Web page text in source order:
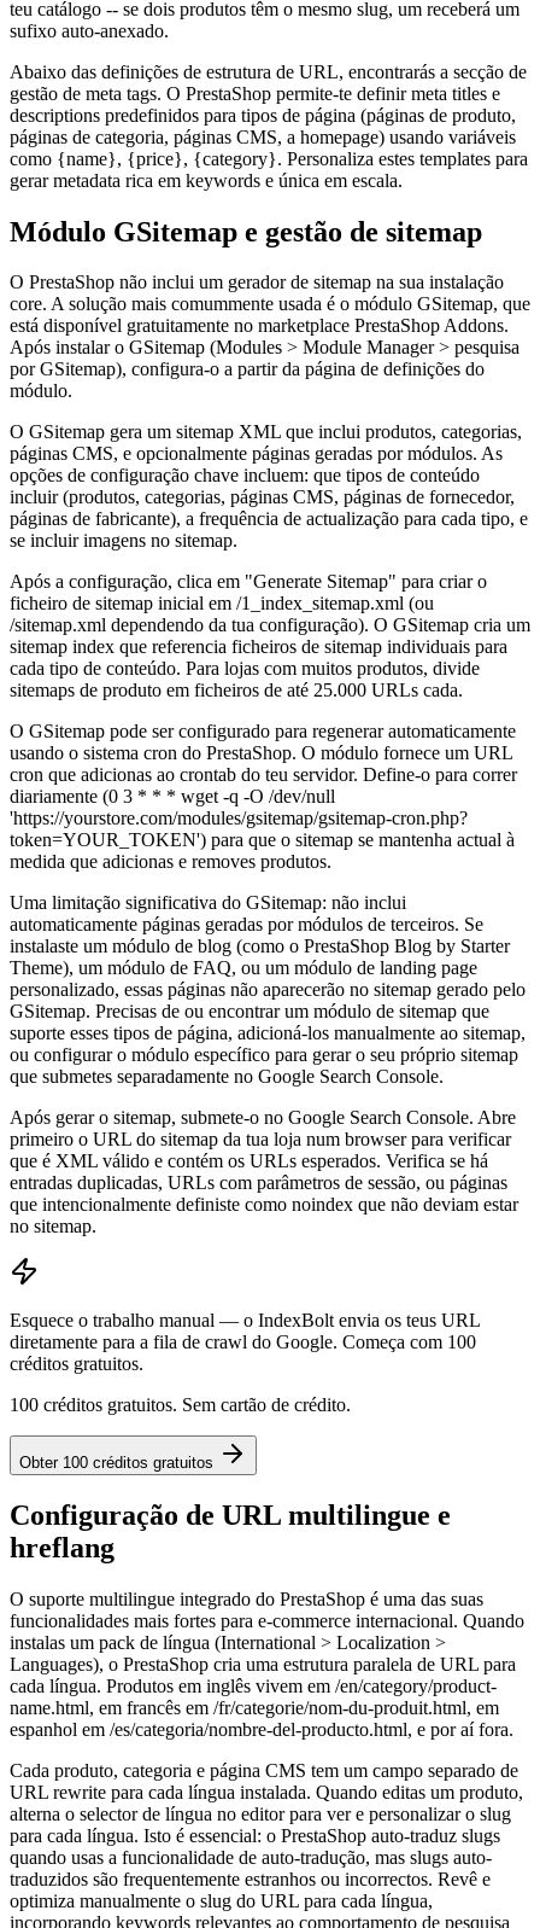
teu catálogo -- se dois produtos têm o mesmo slug, um receberá um
sufixo auto-anexado.
Abaixo das definições de estrutura de URL, encontrarás a secção de
gestão de meta tags. O PrestaShop permite-te definir meta titles e
descriptions predefinidos para tipos de página (páginas de produto,
páginas de categoria, páginas CMS, a homepage) usando variáveis
como {name}, {price}, {category}. Personaliza estes templates para
gerar metadata rica em keywords e única em escala.
Módulo GSitemap e gestão de sitemap
O PrestaShop não inclui um gerador de sitemap na sua instalação
core. A solução mais comummente usada é o módulo GSitemap, que
está disponível gratuitamente no marketplace PrestaShop Addons.
Após instalar o GSitemap (Modules > Module Manager > pesquisa
por GSitemap), configura-o a partir da página de definições do
módulo.
O GSitemap gera um sitemap XML que inclui produtos, categorias,
páginas CMS, e opcionalmente páginas geradas por módulos. As
opções de configuração chave incluem: que tipos de conteúdo
incluir (produtos, categorias, páginas CMS, páginas de fornecedor,
páginas de fabricante), a frequência de actualização para cada tipo, e
se incluir imagens no sitemap.
Após a configuração, clica em "Generate Sitemap" para criar o
ficheiro de sitemap inicial em /1_index_sitemap.xml (ou
/sitemap.xml dependendo da tua configuração). O GSitemap cria um
sitemap index que referencia ficheiros de sitemap individuais para
cada tipo de conteúdo. Para lojas com muitos produtos, divide
sitemaps de produto em ficheiros de até 25.000 URLs cada.
O GSitemap pode ser configurado para regenerar automaticamente
usando o sistema cron do PrestaShop. O módulo fornece um URL
cron que adicionas ao crontab do teu servidor. Define-o para correr
diariamente (0 3 * * * wget -q -O /dev/null
'https://yourstore.com/modules/gsitemap/gsitemap-cron.php?
token=YOUR_TOKEN') para que o sitemap se mantenha actual à
medida que adicionas e removes produtos.
Uma limitação significativa do GSitemap: não inclui
automaticamente páginas geradas por módulos de terceiros. Se
instalaste um módulo de blog (como o PrestaShop Blog by Starter
Theme), um módulo de FAQ, ou um módulo de landing page
personalizado, essas páginas não aparecerão no sitemap gerado pelo
GSitemap. Precisas de ou encontrar um módulo de sitemap que
suporte esses tipos de página, adicioná-los manualmente ao sitemap,
ou configurar o módulo específico para gerar o seu próprio sitemap
que submetes separadamente no Google Search Console.
Após gerar o sitemap, submete-o no Google Search Console. Abre
primeiro o URL do sitemap da tua loja num browser para verificar
que é XML válido e contém os URLs esperados. Verifica se há
entradas duplicadas, URLs com parâmetros de sessão, ou páginas
que intencionalmente definiste como noindex que não deviam estar
no sitemap.
Esquece o trabalho manual — o IndexBolt envia os teus URL
diretamente para a fila de crawl do Google. Começa com 100
créditos gratuitos.
100 créditos gratuitos. Sem cartão de crédito.
Obter 100 créditos gratuitos
Configuração de URL multilingue e
hreflang
O suporte multilingue integrado do PrestaShop é uma das suas
funcionalidades mais fortes para e-commerce internacional. Quando
instalas um pack de língua (International > Localization >
Languages), o PrestaShop cria uma estrutura paralela de URL para
cada língua. Produtos em inglês vivem em /en/category/product-
name.html, em francês em /fr/categorie/nom-du-produit.html, em
espanhol em /es/categoria/nombre-del-producto.html, e por aí fora.
Cada produto, categoria e página CMS tem um campo separado de
URL rewrite para cada língua instalada. Quando editas um produto,
alterna o selector de língua no editor para ver e personalizar o slug
para cada língua. Isto é essencial: o PrestaShop auto-traduz slugs
quando usas a funcionalidade de auto-tradução, mas slugs auto-
traduzidos são frequentemente estranhos ou incorrectos. Revê e
optimiza manualmente o slug do URL para cada língua,
incorporando keywords relevantes ao comportamento de pesquisa